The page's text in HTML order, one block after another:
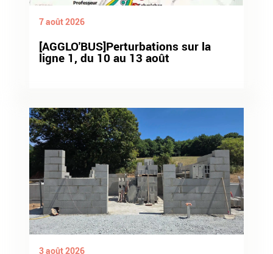
7 août 2026
[AGGLO'BUS]Perturbations sur la
ligne 1, du 10 au 13 août
3 août 2026